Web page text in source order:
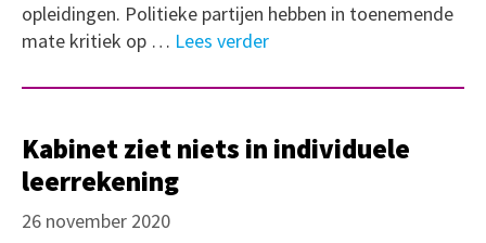
opleidingen. Politieke partijen hebben in toenemende
mate kritiek op … Lees verder
Kabinet ziet niets in individuele
leerrekening
26 november 2020